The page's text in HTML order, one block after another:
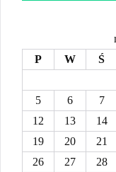
P
W Ś
5
6 7
12
13 14
19
20 21
26
27 28